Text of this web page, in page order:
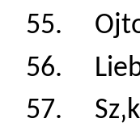
55.
56.
57.